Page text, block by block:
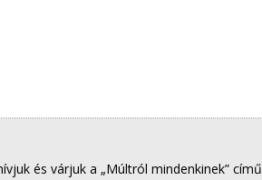
és várjuk a „Múltról mindenkinek” című